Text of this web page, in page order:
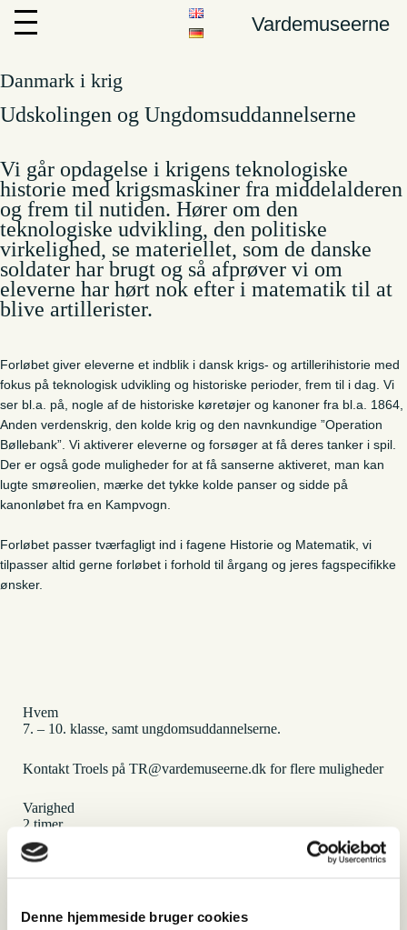
Denne hjemmeside bruger cookies
Vardemuseerne
Danmark i krig
Udskolingen og Ungdomsuddannelserne
Vi går opdagelse i krigens teknologiske
historie med krigsmaskiner fra middelalderen
og frem til nutiden. Hører om den
teknologiske udvikling, den politiske
virkelighed, se materiellet, som de danske
soldater har brugt og så afprøver vi om
eleverne har hørt nok efter i matematik til at
blive artillerister.
Forløbet giver eleverne et indblik i dansk krigs- og artillerihistorie med
fokus på teknologisk udvikling og historiske perioder, frem til i dag. Vi
ser bl.a. på, nogle af de historiske køretøjer og kanoner fra bl.a. 1864,
Anden verdenskrig, den kolde krig og den navnkundige ”Operation
Bøllebank”. Vi aktiverer eleverne og forsøger at få deres tanker i spil.
Der er også gode muligheder for at få sanserne aktiveret, man kan
lugte smøreolien, mærke det tykke kolde panser og sidde på
kanonløbet fra en Kampvogn.
Forløbet passer tværfagligt ind i fagene Historie og Matematik, vi
tilpasser altid gerne forløbet i forhold til årgang og jeres fagspecifikke
ønsker.
Hvem
7. – 10. klasse, samt ungdomsuddannelserne.
Kontakt Troels på TR@vardemuseerne.dk for flere muligheder
Varighed
2 timer
Hvor
6840 Oksbøl